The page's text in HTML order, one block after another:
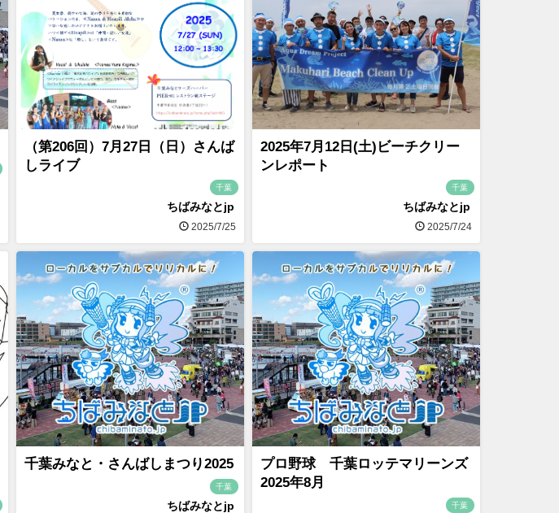
（第206回）7月27日（日）さんば
しライブ
千葉
ちばみなとjp
2025/7/25
2025年7月12日(土)ビーチクリー
ンレポート
千葉
ちばみなとjp
2025/7/24
千葉みなと・さんばしまつり2025
千葉
ちばみなとjp
プロ野球 千葉ロッテマリーンズ
2025年8月
千葉